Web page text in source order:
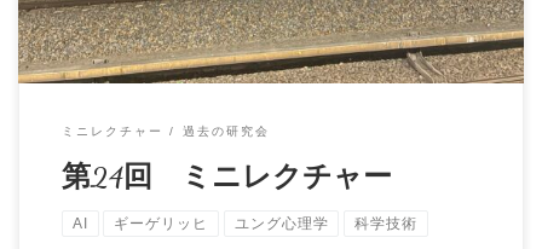
ミニレクチャー 過去の研究会
第24回 ミニレクチャー
AI ギーゲリッヒ ユング心理学 科学技術